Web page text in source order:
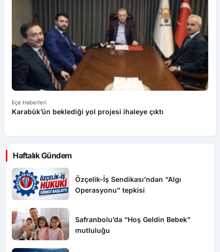
İlçe Haberleri
Karabük’ün beklediği yol projesi ihaleye çıktı
Haftalık Gündem
Özçelik-İş Sendikası’ndan “Algı
Operasyonu” tepkisi
Safranbolu’da “Hoş Geldin Bebek”
mutluluğu